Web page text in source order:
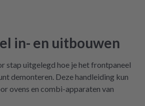
Danke, danke, danke. Wilk gar
was der Mieltechniker
Ich hoffe, wir werden in
nicht wieder auf repartly
müssen. Aber gut zu wissen,
Möglichkeit gibt! Werden wir
in- en uitbouwen
stap uitgelegd hoe je het frontpaneel
demonteren. Deze handleiding kun
ovens en combi-apparaten van